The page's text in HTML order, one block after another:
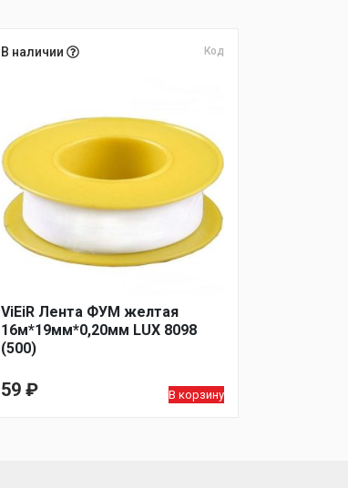
В наличии Код
ViEiR Лента ФУМ желтая
16м*19мм*0,20мм LUX 8098
(500)
59 ₽ В корзину